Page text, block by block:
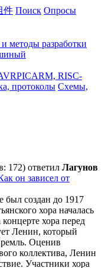
件 Поиск Опросы
методы разработки
PICARM, RISC-
протоколы Схемы,
172) ответил Лaгyнoв
он зависел от
создан до 1917
хора началась
хора перед
Ленин, который
Оценив
коллектива, Ленин
Участники хора